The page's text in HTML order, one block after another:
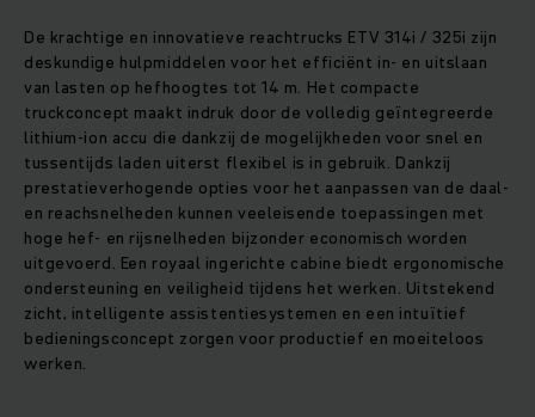
De krachtige en innovatieve reachtrucks ETV 314i / 325i zijn
deskundige hulpmiddelen voor het efficiënt in- en uitslaan
van lasten op hefhoogtes tot 14 m. Het compacte
truckconcept maakt indruk door de volledig geïntegreerde
lithium-ion accu die dankzij de mogelijkheden voor snel en
tussentijds laden uiterst flexibel is in gebruik. Dankzij
prestatieverhogende opties voor het aanpassen van de daal-
en reachsnelheden kunnen veeleisende toepassingen met
hoge hef- en rijsnelheden bijzonder economisch worden
uitgevoerd. Een royaal ingerichte cabine biedt ergonomische
ondersteuning en veiligheid tijdens het werken. Uitstekend
zicht, intelligente assistentiesystemen en een intuïtief
bedieningsconcept zorgen voor productief en moeiteloos
werken.